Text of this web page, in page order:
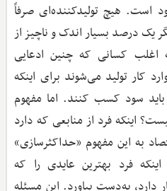
است. هیچ تولیدکننده‌ای صرفاً
یک درصد بسیار اندک و ناچیز از
اغلب کسانی که چنین ادعایی
کار تولید می‌شوند برای اینکه
سود کسب کنند. اما مفهوم
اینکه فرد از منابعی که دارد
به این مفهوم «حداکثرسازی»
فرد بهترین عایدی را که
دارد، به‌دست بیاورد. این مسئله